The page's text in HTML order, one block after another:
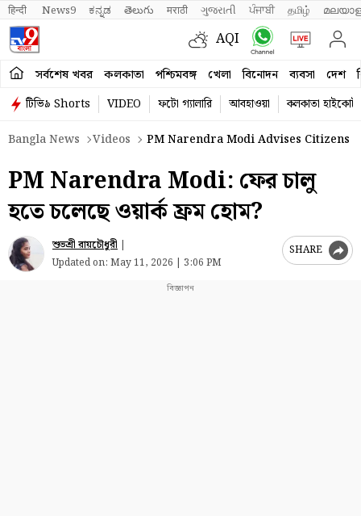
हिन्दी News9 ಕನ್ನಡ తెలుగు मराठी ગુજરાતી ਪੰਜਾਬੀ தமிழ்
AQI
সর্বশেষ খবর কলকাতা পশ্চিমবঙ্গ খেলা বিনোদন ব্যবসা দেশ
টিভি৯ Shorts VIDEO ফটো গ্যালারি আবহাওয়া
কলকাতা হাইকোর্ট
Bangla News
Videos PM Narendra Modi Advises Citizens
PM Narendra Modi: ফের চালু
হতে চলেছে ওয়ার্ক ফ্রম হোম?
শুভশ্রী রায়চৌধুরী |
Updated on: May 11, 2026 | 3:06 PM
SHARE